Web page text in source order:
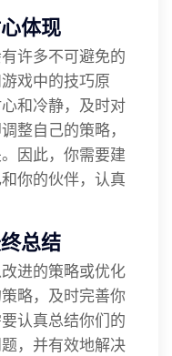
体现
许多不可避免的
戏中的技巧原
和冷静，及时对
整自己的策略，
因此，你需要建
你的伙伴，认真
总结
进的策略或优化
略，及时完善你
认真总结你们的
，并有效地解决